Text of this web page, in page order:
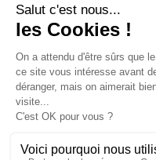
Instagram
Retrouvez les